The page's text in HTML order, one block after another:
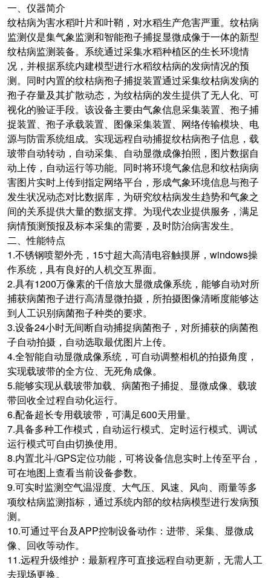
一、仪器简介
纹枯病为害水稻叶片和叶鞘，对水稻生产危害严重。纹枯病
监测仪是集气象监测和智能孢子捕捉显微成像于一体的新型
纹枯病监测装备。系统通过采集水稻种植区的生长环境情
况，并根据系统内建模型进行水稻纹枯病的发病情况的预
测。同时内置的纹枯病孢子捕捉装置通过采集纹枯病发病的
孢子存量及其扩散动态，为纹枯病的发生提供了无人化、可
视化的验证手段。该设备主要由气象信息采集装置、孢子捕
捉装置、孢子承载装置、图像采集装置、网络传输模块、电
源与防雷系统组成。实现远程自动捕捉纹枯病孢子信息，载
玻带自动转动，自动采集、自动显微成像拍照，图片数据自
动上传，自动运行等功能。同时将环境气象信息和纹枯病病
害图片实时上传到指定网络平台，形成气象环境信息与孢子
发生状况动态对比数据库，为研究纹枯病发生趋势和气象之
间的关系提供大量的数据支撑。为现代农业提供服务，满足
病情预测预报及标本采集的需要，及时防治病害发生。
二、性能特点
1.不锈钢喷塑外壳，15寸超大高清电容触摸屏，windows操
作系统，具有良好的人机交互界面。
2.具有1200万像素的千倍放大显微成像系统，能够自动对所
捕获病菌孢子进行高清显微拍摄，所拍摄图像清晰度能够达
到人工识别病菌孢子种类的要求。
3.设备24小时无间断自动捕捉病菌孢子，对所捕获的病菌孢
子自动拍摄，自动选取最优图片上传。
4.全智能自动显微成像系统，可自动调整相机的拍摄角度，
实现载玻带的全方位、无死角成像。
5.能够实现从载玻带加载、病菌孢子捕捉、显微成像、载玻
带回收全过程自动化运行。
6.配备超长专用载玻带，可满足600天用量。
7.具备多种工作模式，自动运行模式、定时运行模式、调试
运行模式可自由切换使用。
8.内置北斗/GPS定位功能，可将设备信息实时上传至平台，
可在地图上查看当前设备参数。
9.可实时监测空气温湿度、大气压、风速、风向、雨量等多
项纹枯病监测指标，通过系统内部的纹枯病模型进行发病预
测。
10.可通过平台及APP控制设备动作：进带、采集、显微成
像、回收等动作。
11.远程升级维护：最新程序可直接远程自动更新，无需人工
去现场更换。